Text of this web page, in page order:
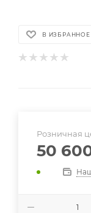
В ИЗБРАННОЕ
Розничная
50